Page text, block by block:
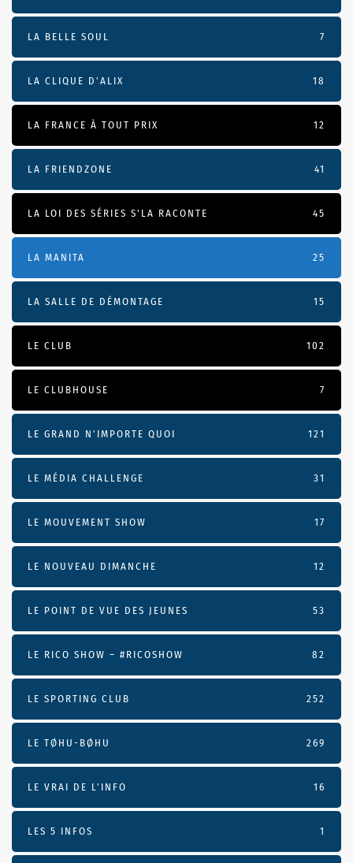
LA BELLE SOUL 7
LA CLIQUE D'ALIX 18
LA FRANCE À TOUT PRIX 12
LA FRIENDZONE 41
LA LOI DES SÉRIES S'LA RACONTE 45
LA MANITA 25
LA SALLE DE DÉMONTAGE 15
LE CLUB 102
LE CLUBHOUSE 7
LE GRAND N’IMPORTE QUOI 121
LE MÉDIA CHALLENGE 31
LE MOUVEMENT SHOW 17
LE NOUVEAU DIMANCHE 12
LE POINT DE VUE DES JEUNES 53
LE RICO SHOW – #RICOSHOW 82
LE SPORTING CLUB 252
LE TØHU-BØHU 269
LE VRAI DE L’INFO 16
LES 5 INFOS 1